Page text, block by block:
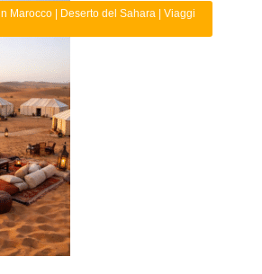
Marocco | Deserto del Sahara | Viaggi